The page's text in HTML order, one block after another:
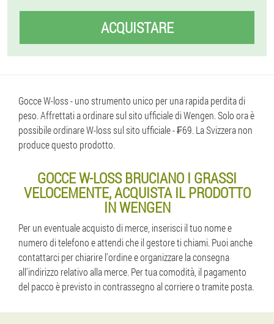
ACQUISTARE
Gocce W-loss - uno strumento unico per una rapida perdita di
peso. Affrettati a ordinare sul sito ufficiale di Wengen. Solo ora è
possibile ordinare W-loss sul sito ufficiale - ₣69. La Svizzera non
produce questo prodotto.
GOCCE W-LOSS BRUCIANO I GRASSI
VELOCEMENTE, ACQUISTA IL PRODOTTO
IN WENGEN
Per un eventuale acquisto di merce, inserisci il tuo nome e
numero di telefono e attendi che il gestore ti chiami. Puoi anche
contattarci per chiarire l'ordine e organizzare la consegna
all'indirizzo relativo alla merce. Per tua comodità, il pagamento
del pacco è previsto in contrassegno al corriere o tramite posta.